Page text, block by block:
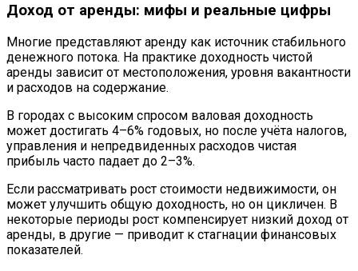
Доход от аренды: мифы и реальные цифры
Многие представляют аренду как источник стабильного
денежного потока. На практике доходность чистой
аренды зависит от местоположения, уровня вакантности
и расходов на содержание.
В городах с высоким спросом валовая доходность
может достигать 4–6% годовых, но после учёта налогов,
управления и непредвиденных расходов чистая
прибыль часто падает до 2–3%.
Если рассматривать рост стоимости недвижимости, он
может улучшить общую доходность, но он цикличен. В
некоторые периоды рост компенсирует низкий доход от
аренды, в другие — приводит к стагнации финансовых
показателей.